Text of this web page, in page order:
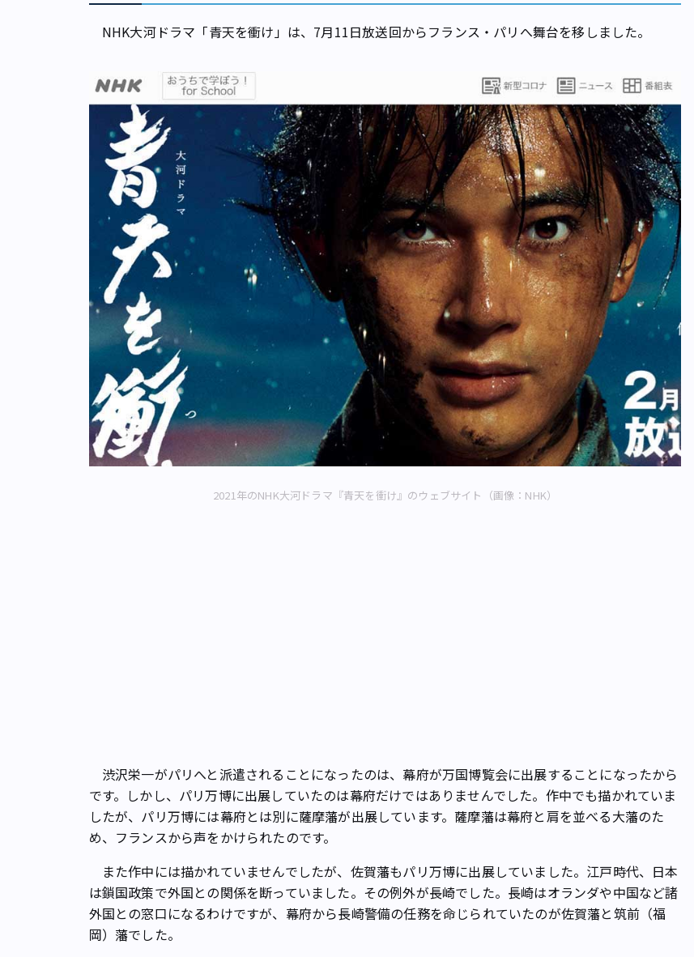
NHK大河ドラマ「青天を衝け」は、7月11日放送回からフランス・パリへ舞台を移しました。
2021年のNHK大河ドラマ『青天を衝け』のウェブサイト（画像：NHK）
渋沢栄一がパリへと派遣されることになったのは、幕府が万国博覧会に出展することになったから
です。しかし、パリ万博に出展していたのは幕府だけではありませんでした。作中でも描かれていま
したが、パリ万博には幕府とは別に薩摩藩が出展しています。薩摩藩は幕府と肩を並べる大藩のた
め、フランスから声をかけられたのです。
また作中には描かれていませんでしたが、佐賀藩もパリ万博に出展していました。江戸時代、日本
は鎖国政策で外国との関係を断っていました。その例外が長崎でした。長崎はオランダや中国など諸
外国との窓口になるわけですが、幕府から長崎警備の任務を命じられていたのが佐賀藩と筑前（福
岡）藩でした。